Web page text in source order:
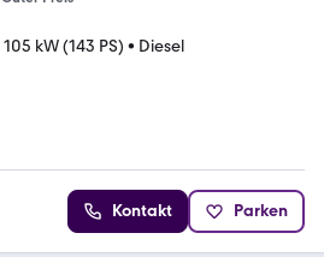
105 kW (143 PS) • Diesel
Kontakt Parken